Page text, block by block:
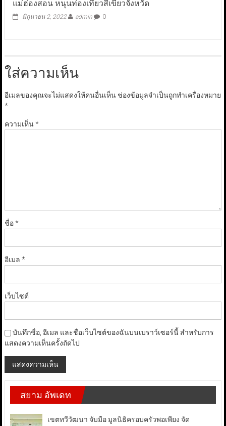
แม่ฮ่องสอน หนุนท่องเที่ยวสีเขียวจังหวัด
มิถุนายน 2, 2022 admin 0
ใส่ความเห็น
อีเมลของคุณจะไม่แสดงให้คนอื่นเห็น ช่องข้อมูลจำเป็นถูกทำเครื่องหมาย
*
ความเห็น*
ชื่อ*
อีเมล *
เว็บไซต์
บันทึกชื่อ, อีเมล และชื่อเว็บไซต์ของฉันบนเบราว์เซอร์นี้ สำหรับการ
แสดงความเห็นครั้งถัดไป
สยาม อัพเดท
เขตทวีวัฒนา จับมือ มูลนิธิครอบครัวพอเพียง จัด